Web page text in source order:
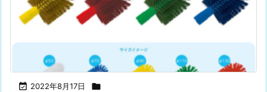
 2022年8月17日 